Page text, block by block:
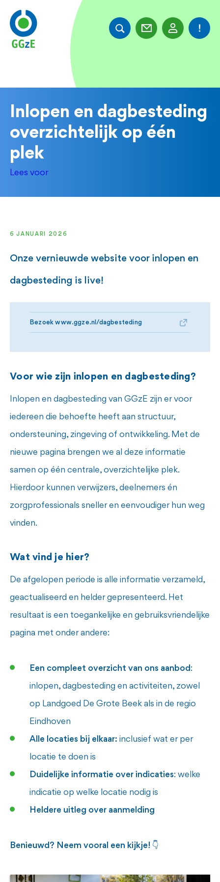
Overslaan
naar
Lees voor
Inlopen en dagbesteding
overzichtelijk op één
plek
6 JANUARI 2026
Onze vernieuwde website voor inlopen en
dagbesteding is live!
Bezoek www.ggze.nl/dagbesteding
Voor wie zijn inlopen en dagbesteding?
Inlopen en dagbesteding van GGzE zijn er voor
iedereen die behoefte heeft aan structuur,
ondersteuning, zingeving of ontwikkeling. Met de
nieuwe pagina brengen we al deze informatie
samen op één centrale, overzichtelijke plek.
Hierdoor kunnen verwijzers, deelnemers én
zorgprofessionals sneller en eenvoudiger hun weg
vinden.
Wat vind je hier?
De afgelopen periode is alle informatie verzameld,
geactualiseerd en helder gepresenteerd. Het
resultaat is een toegankelijke en gebruiksvriendelijke
pagina met onder andere:
Een compleet overzicht van ons aanbod :
inlopen, dagbesteding en activiteiten, zowel
op Landgoed De Grote Beek als in de regio
Eindhoven
Alle locaties bij elkaar: inclusief wat er per
locatie te doen is
Duidelijke informatie over indicaties: welke
indicatie op welke locatie nodig is
Heldere uitleg over aanmelding
Benieuwd? Neem vooral een kijkje! 👇